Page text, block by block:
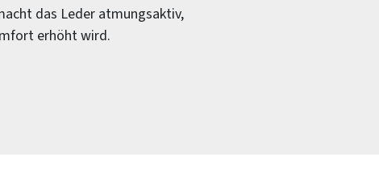
das Leder atmungsaktiv,
erhöht wird.